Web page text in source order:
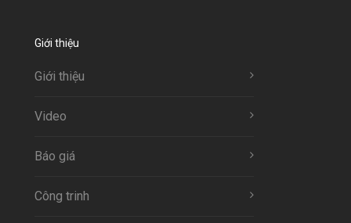
Giới thiệu
Giới thiệu
Video
Báo giá
Công trinh